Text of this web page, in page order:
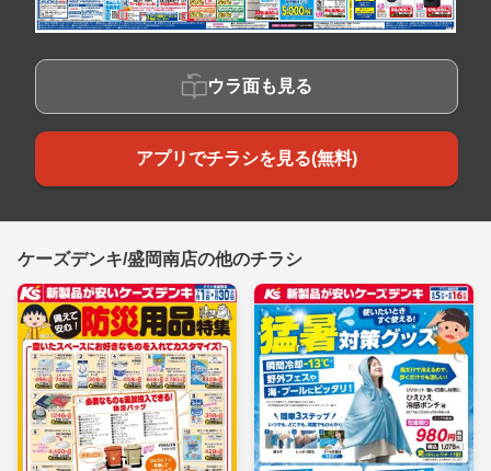
ウラ面も見る
アプリでチラシを見る(無料)
ケーズデンキ/盛岡南店の他のチラシ